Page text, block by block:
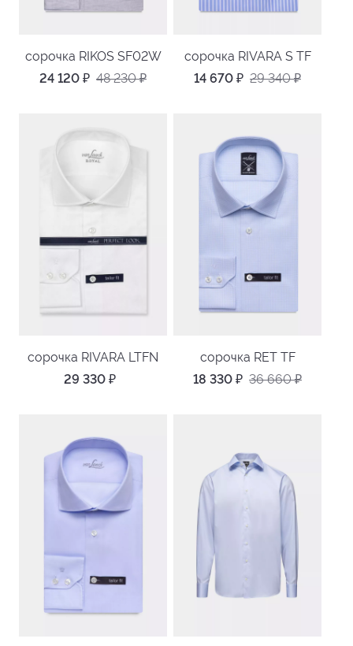
сорочка RIKOS SF02W
24 120 ₽ 48 230₽
сорочка RIVARA S TF
14 670 ₽ 29 340₽
сорочка RIVARA LTFN
29 330 ₽
сорочка RET TF
18 330 ₽ 36 660₽